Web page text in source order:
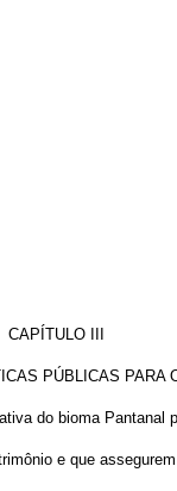
CAPÍTULO III
PÚBLICAS PARA
do bioma
e que